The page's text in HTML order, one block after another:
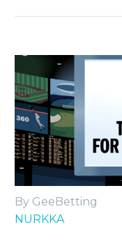
By GeeBetting
NURKKA